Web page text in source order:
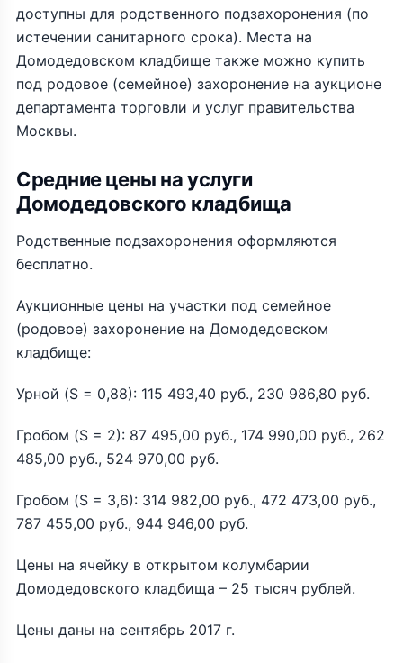
доступны для родственного подзахоронения (по
истечении санитарного срока). Места на
Домодедовском кладбище также можно купить
под родовое (семейное) захоронение на аукционе
департамента торговли и услуг правительства
Москвы.
Средние цены на услуги
Домодедовского кладбища
Родственные подзахоронения оформляются
бесплатно.
Аукционные цены на участки под семейное
(родовое) захоронение на Домодедовском
кладбище:
Урной (S = 0,88): 115 493,40 руб., 230 986,80 руб.
Гробом (S = 2): 87 495,00 руб., 174 990,00 руб., 262
485,00 руб., 524 970,00 руб.
Гробом (S = 3,6): 314 982,00 руб., 472 473,00 руб.,
787 455,00 руб., 944 946,00 руб.
Цены на ячейку в открытом колумбарии
Домодедовского кладбища – 25 тысяч рублей.
Цены даны на сентябрь 2017 г.